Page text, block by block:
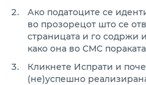
Ако податоците се
во прозорецот што се
страницата и го содржи
како она во СМС
Кликнете Испрати и
(не)успешно